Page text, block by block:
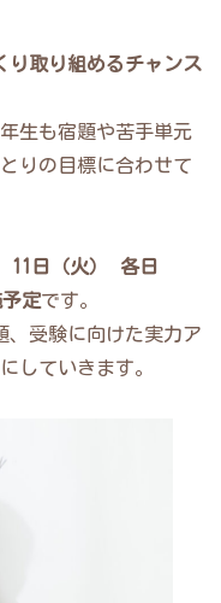
り取り組めるチャンス
生も宿題や苦手単元
りの目標に合わせて
11日（火） 各日
定です。
、受験に向けた実力ア
していきます。